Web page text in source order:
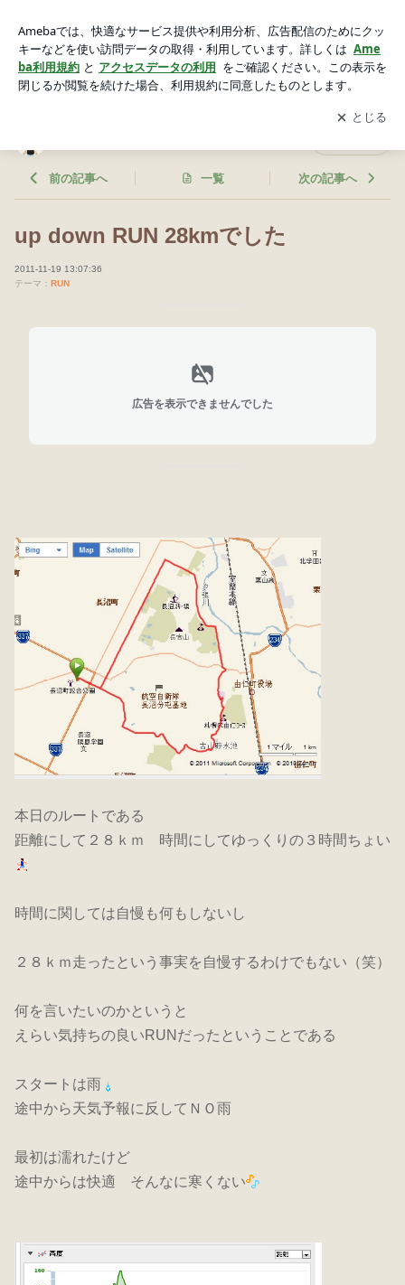
アプリをダウンロードして ブログの更新通知
を受け取りまし
ょう。
開く
前の記事へ 一覧 次の記事へ
up down RUN 28kmでした
2011-11-19 13:07:36
テーマ： RUN
広告を表示できませんでした
本日のルートである
距離にして２８ｋｍ 時間にしてゆっくりの３時間ちょい
時間に関しては自慢も何もしないし
２８ｋｍ走ったという事実を自慢するわけでもない（笑）
何を言いたいのかというと
えらい気持ちの良いRUNだったということである
スタートは雨
途中から天気予報に反してＮＯ雨
最初は濡れたけど
途中からは快適 そんなに寒くない